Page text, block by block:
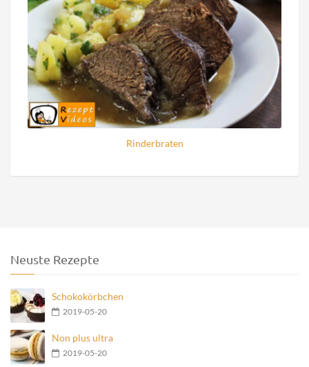
Rinderbraten
Neuste Rezepte
Schokokörbchen
2019-05-20
Non plus ultra
2019-05-20